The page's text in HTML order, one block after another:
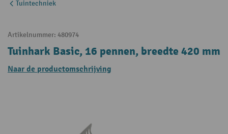
Tuintechniek
Artikelnummer: 480974
Tuinhark Basic, 16 pennen, breedte 420 mm
Naar de productomschrijving